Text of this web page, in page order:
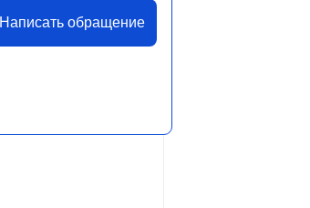
Написать обращение